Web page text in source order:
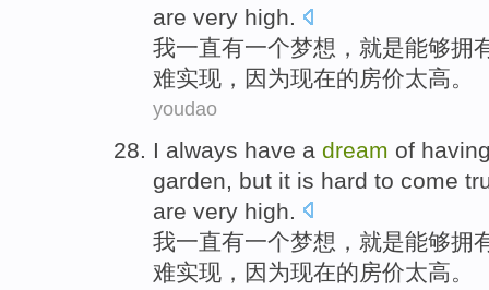
are very high.
我一直有一个梦想 ，就是能够拥
难实现 ， 因为现在的房价太高。
youdao
I always have a dream of
garden
but it is hard to come
are very high
我一直有一个梦想 ，就是能够拥
难实现 ， 因为现在的房价太高 。